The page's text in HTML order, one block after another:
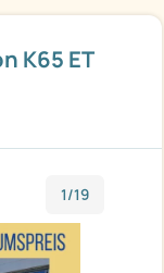
K65 ET
1/19